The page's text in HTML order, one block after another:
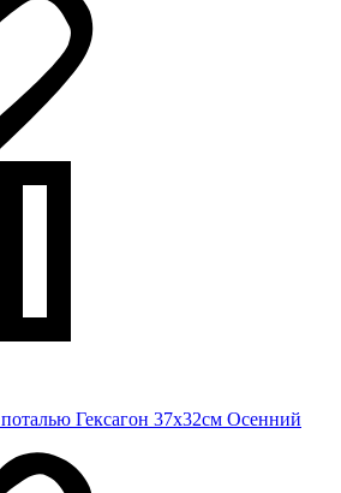
Гексагон 37х32см Осенний